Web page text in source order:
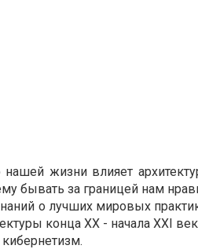
жизни влияет
бывать за границей нам
о лучших мировых
конца ХХ - начала XXI